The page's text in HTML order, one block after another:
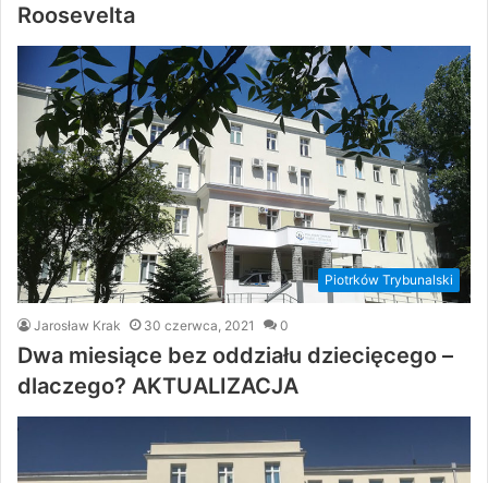
Roosevelta
Piotrków Trybunalski
Jarosław Krak 30 czerwca, 2021 0
Dwa miesiące bez oddziału dziecięcego –
dlaczego? AKTUALIZACJA